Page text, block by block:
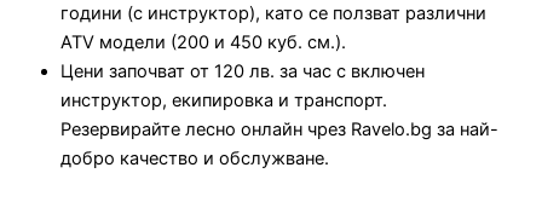
години (с инструктор), като се ползват различни
ATV модели (200 и 450 куб. см.).
Цени започват от 120 лв. за час с включен
инструктор, екипировка и транспорт.
Резервирайте лесно онлайн чрез Ravelo.bg за най-
добро качество и обслужване.